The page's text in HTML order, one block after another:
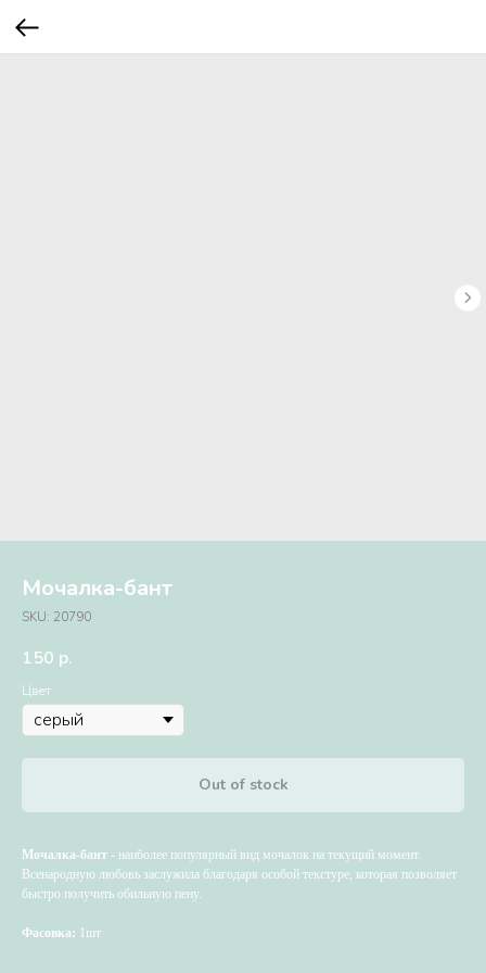
Мочалка-бант
SKU: 20790
150 р.
Цвет
Out of stock
Мочалка-бант - наиболее популярный вид мочалок на текущий момент.
Всенародную любовь заслужила благодаря особой текстуре, которая позволяет
быстро получить обильную пену.
Фасовка: 1шт